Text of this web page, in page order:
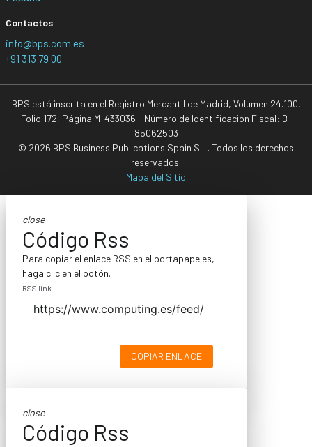
Contactos
info@bps.com.es
+91 313 79 00
BPS está inscrita en el Registro Mercantil de Madrid, Volumen 24.100,
Folio 172, Página M-433036 - Número de Identificación Fiscal: B-
85062503
© 2026 BPS Business Publications Spain S.L. Todos los derechos
reservados.
Mapa del Sitio
close
Código Rss
Para copiar el enlace RSS en el portapapeles,
haga clic en el botón.
RSS link
COPIAR ENLACE
close
Código Rss